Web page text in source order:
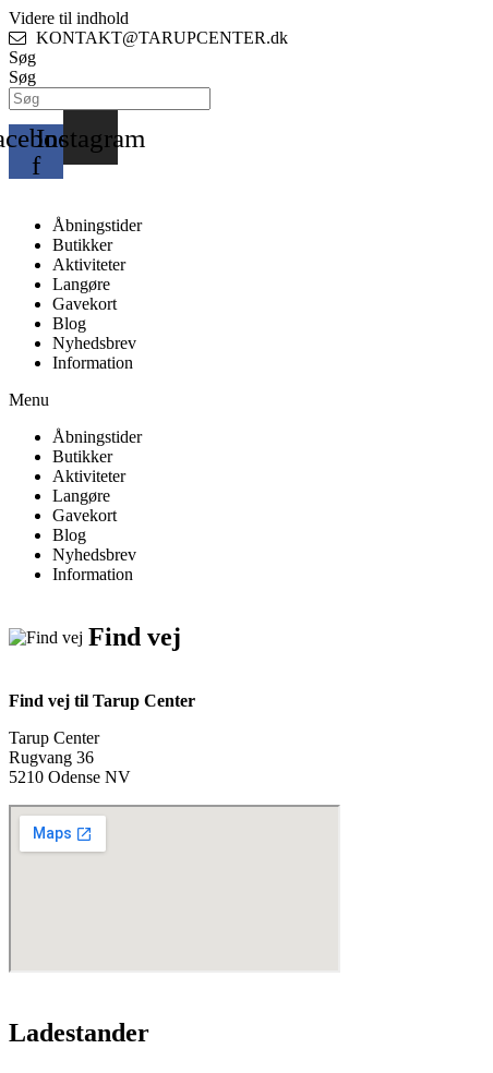
Videre til indhold
KONTAKT@TARUPCENTER.dk
Søg
Søg
f
Instagram
Åbningstider
Butikker
Aktiviteter
Langøre
Gavekort
Blog
Nyhedsbrev
Information
Menu
Åbningstider
Butikker
Aktiviteter
Langøre
Gavekort
Blog
Nyhedsbrev
Information
Find vej
Find vej til Tarup Center
Tarup Center
Rugvang 36
5210 Odense NV
Ladestander